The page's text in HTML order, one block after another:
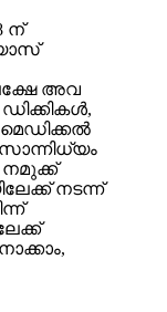
ന്
അവ
നമുക്ക്
നടന്ന്